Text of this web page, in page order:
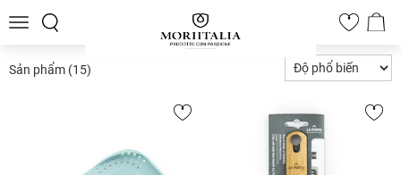
Toggle
0
Sản phẩm (15)